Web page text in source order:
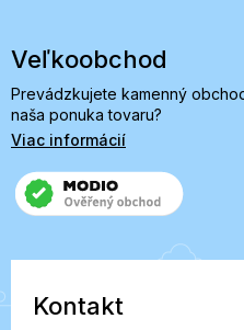
Veľkoobchod
Prevádzkujete kamenný
naša ponuka tovaru?
Viac informácií
Kontakt